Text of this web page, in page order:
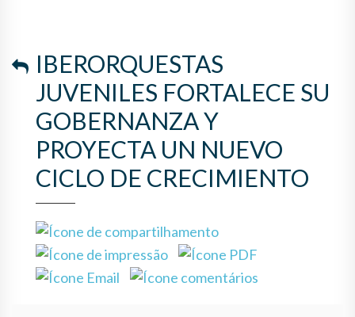
IBERORQUESTAS
JUVENILES FORTALECE SU
GOBERNANZA Y
PROYECTA UN NUEVO
CICLO DE CRECIMIENTO